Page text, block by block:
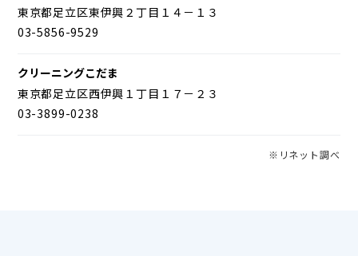
東京都足立区東伊興２丁目１４－１３
03-5856-9529
クリーニングこだま
東京都足立区西伊興１丁目１７－２３
03-3899-0238
※リネット調べ